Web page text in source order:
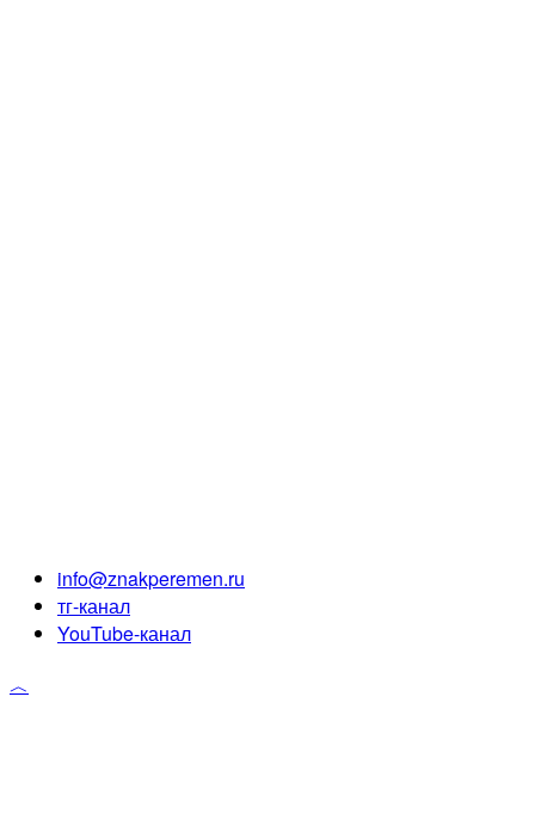
info@znakperemen.ru
тг-канал
YouTube-канал
︿